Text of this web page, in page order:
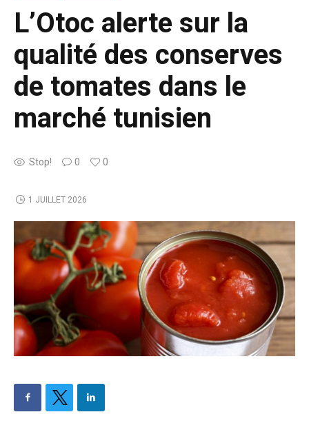
L’Otoc alerte sur la
qualité des conserves
de tomates dans le
marché tunisien
Stop! 0 0
1 JUILLET 2026